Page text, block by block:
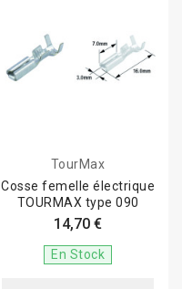
TourMax
Cosse femelle électrique
TOURMAX type 090
14,70 €
En Stock